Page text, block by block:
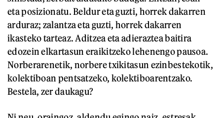
eta posizionatu. Beldur eta guzti, horrek dakarren
arduraz; zalantza eta guzti, horrek dakarren
ikasteko tarteaz. Aditzea eta adieraztea baitira
edozein elkartasun eraikitzeko lehenengo pausoa.
Norberarenetik, norbere txikitasun ezinbestekotik,
kolektiboan pentsatzeko, kolektiboarentzako.
Bestela, zer daukagu?